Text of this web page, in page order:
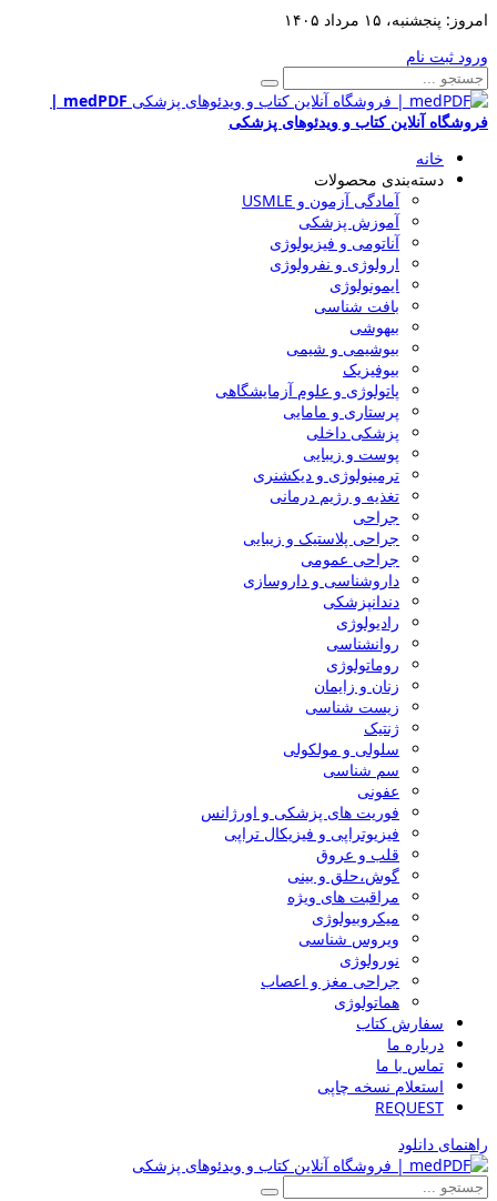
امروز: پنجشنبه، ۱۵ مرداد ۱۴۰۵
ورود ثبت نام
medPDF |
فروشگاه آنلاین کتاب و ویدئوهای پزشکی
خانه
دسته‌بندی محصولات
آمادگی آزمون و USMLE
آموزش پزشکی
آناتومی و فیزیولوژی
ارولوژی و نفرولوژی
ایمونولوژی
بافت شناسی
بیهوشی
بیوشیمی و شیمی
بیوفیزیک
پاتولوژی و علوم آزمایشگاهی
پرستاری و مامایی
پزشکی داخلی
پوست و زیبایی
ترمینولوژی و دیکشنری
تغذیه و رژیم درمانی
جراحی
جراحی پلاستیک و زیبایی
جراحی عمومی
داروشناسی و داروسازی
دندانپزشکی
رادیولوژی
روانشناسی
روماتولوژی
زنان و زایمان
زیست شناسی
ژنتیک
سلولی و مولکولی
سم شناسی
عفونی
فوریت های پزشکی و اورژانس
فیزیوتراپی و فیزیکال تراپی
قلب و عروق
گوش،حلق و بینی
مراقبت های ویژه
میکروبیولوژی
ویروس شناسی
نورولوژی
جراحی مغز و اعصاب
هماتولوژی
سفارش کتاب
درباره ما
تماس با ما
استعلام نسخه چاپی
REQUEST
راهنمای دانلود